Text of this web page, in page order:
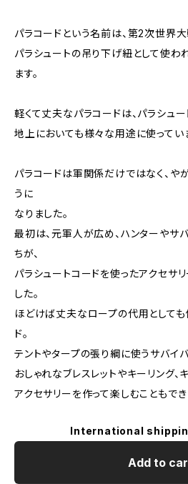
パラコードという名前は、第2次世界
パラシュートの吊り下げ紐として使わ
ます。
軽くて丈夫なパラコードは、パラシュ
地上においても様々な用途に使ってい
パラコードは軍関係だけではなく、や
うに
なりました。
最初は、元軍人が広め、ハンターやサ
ちが、
パラシュートコードを使ったアクセサ
した。
ほどけば丈夫なロープの代用としても
ド。
テントやタープの張り綱に使うサバイ
おしゃれなブレスレットやキーリング
アクセサリーを作って楽しむこともでき
International
Add to